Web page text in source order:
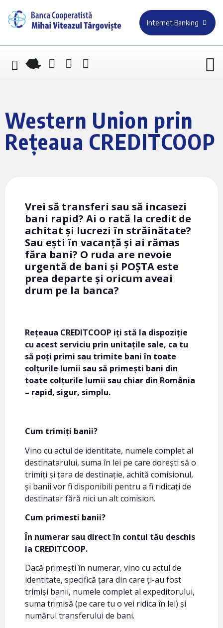
Internet Banking
Western Union prin
Rețeaua CREDITCOOP
Vrei să transferi sau să incasezi
bani rapid? Ai o rată la credit de
achitat și lucrezi în străinătate?
Sau ești în vacanță și ai rămas
făra bani? O ruda are nevoie
urgentă de bani și POȘTA este
prea departe și oricum aveai
drum pe la banca?
Rețeaua CREDITCOOP iți stă la dispoziție
cu acest serviciu prin unitațile sale, ca tu
să poți primi sau trimite bani în toate
colțurile lumii sau să primești bani din
toate colțurile lumii sau chiar din România
– rapid, sigur, simplu.
Cum trimiți banii?
Vino cu actul de identitate, numele complet al
destinatarului, suma în lei pe care dorești să o
trimiți și țara de destinație, achită comisionul,
și banii vor fi disponibili pentru a fi ridicați de
destinatar fără nici un alt comision.
Cum primesti banii?
În numerar sau direct în contul tău deschis
la CREDITCOOP.
Dacă primești în numerar, vino cu actul de
identitate, specifică țara din care ți-au fost
trimiși banii, numele complet al expeditorului,
suma trimisă (pe care tu o vei ridica în lei) și
numărul transferului de bani.